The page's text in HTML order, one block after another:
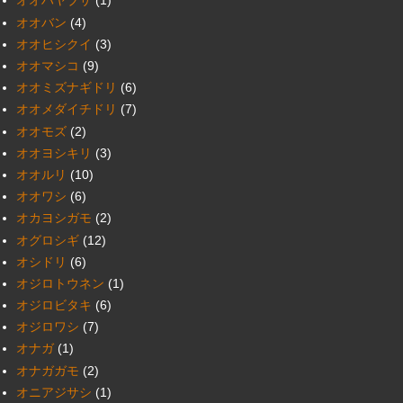
オオバン (4)
オオヒシクイ (3)
オオマシコ (9)
オオミズナギドリ (6)
オオメダイチドリ (7)
オオモズ (2)
オオヨシキリ (3)
オオルリ (10)
オオワシ (6)
オカヨシガモ (2)
オグロシギ (12)
オシドリ (6)
オジロトウネン (1)
オジロビタキ (6)
オジロワシ (7)
オナガ (1)
オナガガモ (2)
オニアジサシ (1)